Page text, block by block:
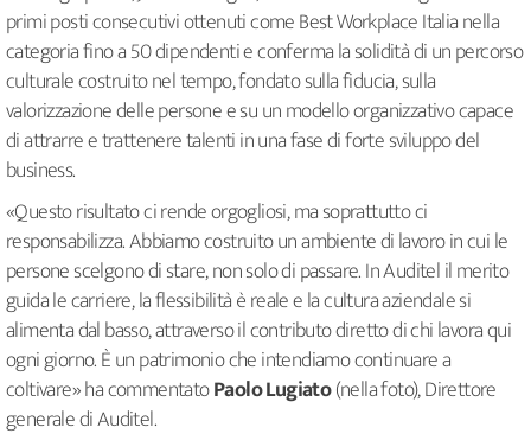
primi posti consecutivi ottenuti come Best Workplace Italia nella
categoria fino a 50 dipendenti e conferma la solidità di un percorso
culturale costruito nel tempo, fondato sulla fiducia, sulla
valorizzazione delle persone e su un modello organizzativo capace
di attrarre e trattenere talenti in una fase di forte sviluppo del
business.
«Questo risultato ci rende orgogliosi, ma soprattutto ci
responsabilizza. Abbiamo costruito un ambiente di lavoro in cui le
persone scelgono di stare, non solo di passare. In Auditel il merito
guida le carriere, la flessibilità è reale e la cultura aziendale si
alimenta dal basso, attraverso il contributo diretto di chi lavora qui
ogni giorno. È un patrimonio che intendiamo continuare a
coltivare» ha commentatoPaolo Lugiato(nella foto), Direttore
generale di Auditel.